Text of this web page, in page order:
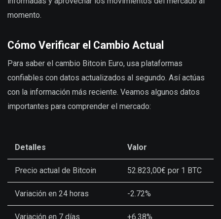
momento.
Cómo Verificar el Cambio Actual
Para saber el cambio Bitcoin Euro, usa plataformas
confiables con datos actualizados al segundo. Así actúas
con la información más reciente. Veamos algunos datos
importantes para comprender el mercado:
Detalles Valor
Precio actual de Bitcoin 52.823,00€ por 1 BTC
Variación en 24 horas -2.72%
Variación en 7 días +6.38%